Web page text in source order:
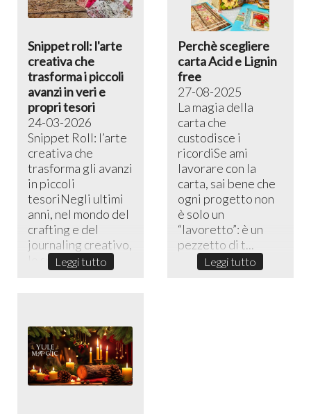
Snippet roll: l'arte
creativa che
trasforma i piccoli
avanzi in veri e
propri tesori
24-03-2026
Snippet Roll: l’arte
creativa che
trasforma gli avanzi
in piccoli
tesoriNegli ultimi
anni, nel mondo del
crafting e del
journaling creativo,
lo sni...Leggi tutto
Perchè scegliere
carta Acid e Lignin
free
27-08-2025
La magia della
carta che
custodisce i
ricordiSe ami
lavorare con la
carta, sai bene che
ogni progetto non
è solo un
“lavoretto”: è un
pezzetto di t...
Leggi tutto